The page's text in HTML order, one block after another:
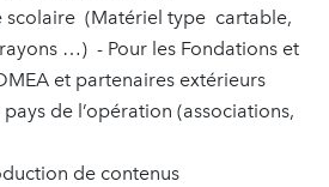
scolaire (Matériel type cartable,
…) - Pour les Fondations et
et partenaires extérieurs
pays de l’opération (associations,
de contenus